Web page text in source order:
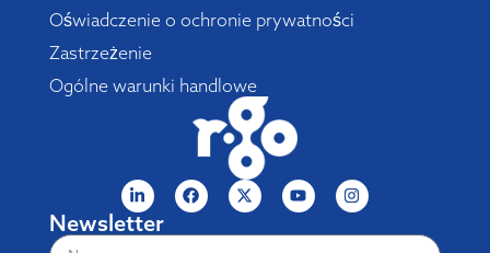
Oświadczenie o ochronie prywatności
Zastrzeżenie
Ogólne warunki handlowe
Newsletter